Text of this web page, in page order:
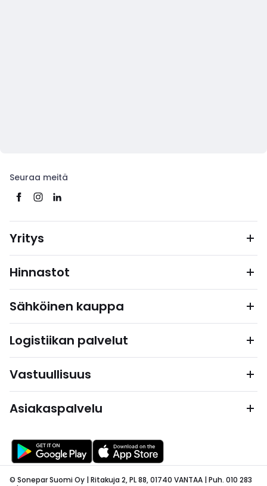
Seuraa meitä
Yritys
Hinnastot
Sähköinen kauppa
Logistiikan palvelut
Vastuullisuus
Asiakaspalvelu
© Sonepar Suomi Oy | Ritakuja 2, PL 88, 01740 VANTAA | Puh. 010 283